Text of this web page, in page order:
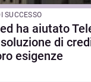
SUCCESSO
ha aiutato
di
esigenze